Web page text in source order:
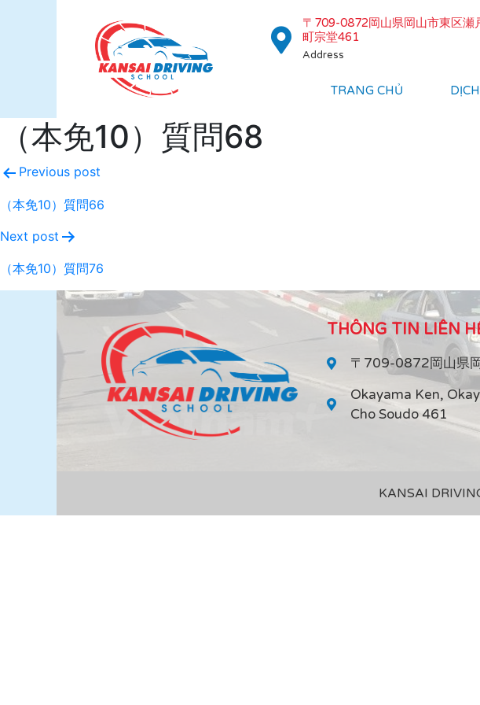
〒709-0872岡山県岡山市東区瀬
町宗堂461
Address
TRANG CHỦ
（本免10）質問68
Previous post
（本免10）質問66
Next post
（本免10）質問76
THÔNG TIN LIÊN
〒709-0872岡山県
Okayama Ken,
Cho Soudo 461
KANSAI